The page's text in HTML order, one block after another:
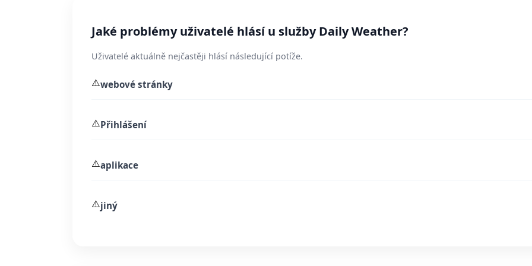
Jaké problémy uživatelé hlásí u služby Daily Weather?
Uživatelé aktuálně nejčastěji hlásí následující potíže.
⚠️webové stránky
⚠️Přihlášení
⚠️aplikace
⚠️jiný